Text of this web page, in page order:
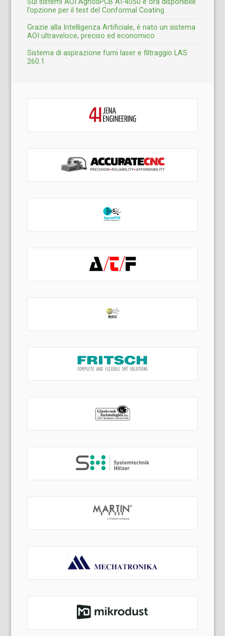
l’opzione per il test del Conformal Coating
Grazie alla Intelligenza Artificiale, è nato un sistema
AOI ultraveloce, preciso ed economico
Sistema di aspirazione fumi laser e filtraggio LAS
260.1